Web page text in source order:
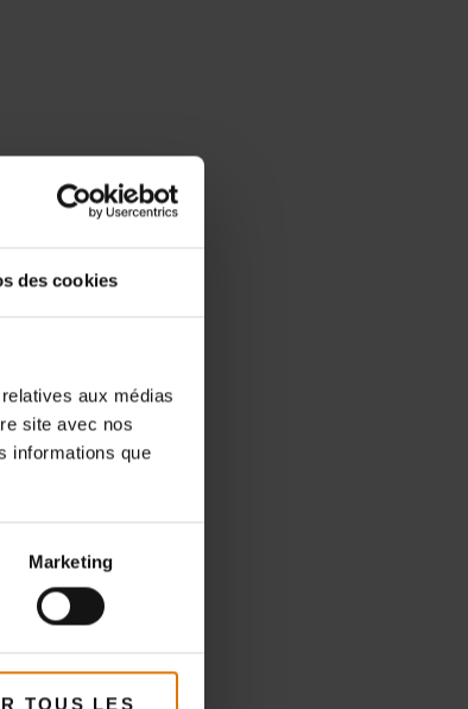
des cookies
aux médias
site avec nos
informations que
Marketing
TOUS LES